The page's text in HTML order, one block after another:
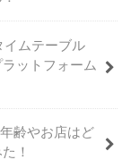
イムテーブル
ットフォーム
齢やお店はど
！